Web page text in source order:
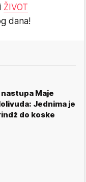
ŽIVOT
dana!
Maje
Jednima je
do koske